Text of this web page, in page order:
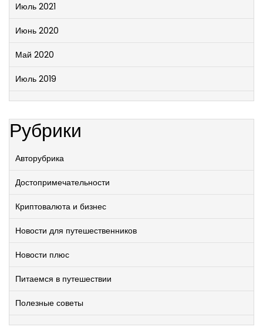
Июль 2021
Июнь 2020
Май 2020
Июль 2019
Рубрики
Авторубрика
Достопримечательности
Криптовалюта и бизнес
Новости для путешественников
Новости плюс
Питаемся в путешествии
Полезные советы